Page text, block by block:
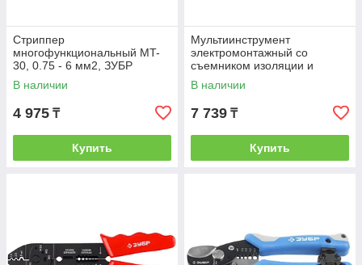
Стриппер
многофункциональный МT-
30, 0.75 - 6 мм2, ЗУБР
В наличии
4 975 ₸
Купить
Мультиинструмент
электромонтажный со
съемником изоляции и
встроенным ножом, сталь
У8А, ЗУБР
В наличии
7 739 ₸
Купить